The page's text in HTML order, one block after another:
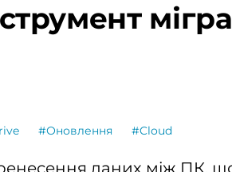
#Оновлення #Cloud
даних між ПК,